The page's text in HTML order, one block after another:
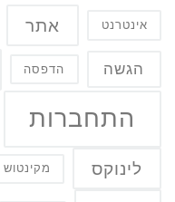
אינטרנט אתר
הגשה הדפסה
התחברות
לינוקס מקינטוש